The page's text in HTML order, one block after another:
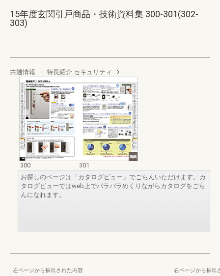
15年度玄関引戸商品・技術資料集 300-301(302-
303)
共通情報 特長紹介 セキュリティ
300
301
お探しのページは「カタログビュー」でごらんいただけます。カ
タログビューではweb上でパラパラめくりながらカタログをごら
んになれます。
左ページから抽出された内容
右ページから抽出